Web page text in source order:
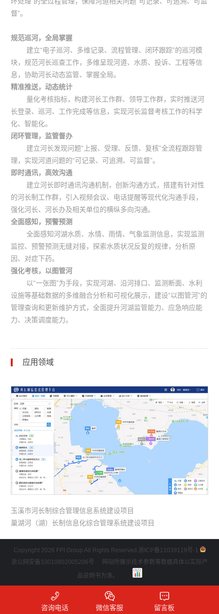
督”。
规范巡河，全局掌握
建立“电子巡河、多维记录、流程管理、闭环跟踪”的巡河模
块，规范河长巡查工作，多维呈现河道、水质、投诉、工程等信
息，协助河长动态监管、掌握全局。
精准推送，动态统计
量化考核指标，构建河长工作群、领导工作群，实时推送河
长登录、巡河、工作完成等信息，实现河长监督考核工作的科学
化、智能化。
闭环管理，监管督办
建立河长发现问题“上报、受理、反馈、复核”全流程跟踪管
理，实现河道问题的“可记录、可追溯、可监督”。
即时通讯，高效沟通
建立河长即时通讯沟通机制，创新沟通方式，搭建有针对性
的河长制工作群，引入视频会议、电话提醒等现代化沟通手段，
强化河长、河长办及相关单位的横纵多向沟通。
全面感知，预警预测
全面感知河湖水质、水情、雨情、气象监测信息，实现监测
监控、预警预测无缝对接，探索水质状况反复的规律，分析原
因、对症下药。
强化考核，以图管河
以“一张图”为手段，实现河湖、沿河排口、监测断面、水利
设施等基础数据的多维融合分析和可视化展示，建设“以图管河”的
管理查询和更新维护方式，全面提升河湖监管能力、应急响应能
力、决策调度能力。
应用领域
玉溪市河长制综合管理信息系统建设项目
巢湖河（湖）长制信息化综合管理系统建设项目
Copyright 2026 FPI Group All Rights Reserved.浙ICP备11039119号-1
浙公网安备33010802005206号
网站所展示技术参数等数据具体以实际产
品说明书为准。
咨询电话 微信客服 留言板